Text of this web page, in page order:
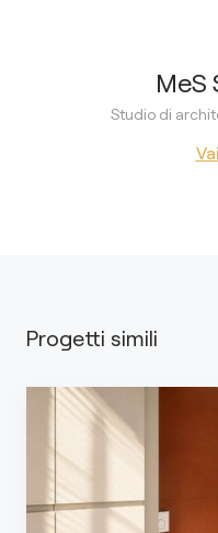
MeS
Studio di
Progetti simili